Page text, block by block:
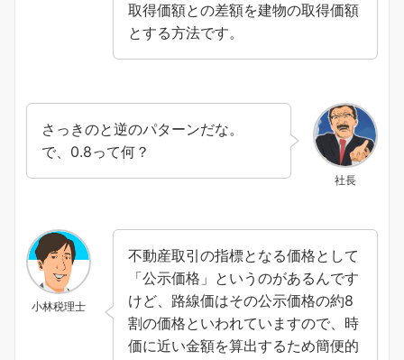
取得価額との差額を建物の取得価額
とする方法です。
社長
さっきのと逆のパターンだな。
で、0.8って何？
小林税理士
不動産取引の指標となる価格として
「公示価格」というのがあるんです
けど、路線価はその公示価格の約8
割の価格といわれていますので、時
価に近い金額を算出するため簡便的